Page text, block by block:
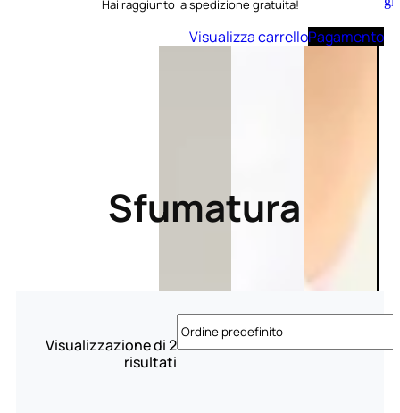
carrello
Hai raggiunto la spedizione gratuita!
Visualizza carrelloPagamento
Sfumatura
Visualizzazione di 2
risultati